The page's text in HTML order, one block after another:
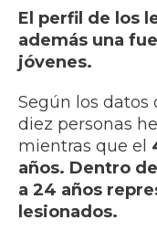
El perfil de los
además una
jóvenes.
Según los datos
diez personas
mientras que el
años. Dentro
a 24 años
lesionados.